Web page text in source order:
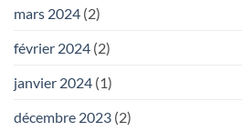
mars 2024 (2)
février 2024 (2)
janvier 2024 (1)
décembre 2023 (2)